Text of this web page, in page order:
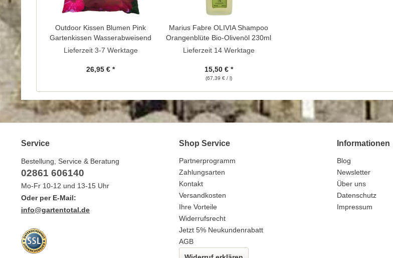
Outdoor Kissen Blumen Pink
Gartenkissen Wasserabweisend
Lieferzeit 3-7 Werktage
26,95 € *
Marius Fabre OLIVIA Shampoo
Orangenblüte Bio-Olivenöl 230ml
Lieferzeit 14 Werktage
15,50 € *
(67,39 € / l)
Service
Bestellung, Service & Beratung
02861 606140
Mo-Fr 10-12 und 13-15 Uhr
Oder per E-Mail:
info@gartentotal.de
Shop Service
Partnerprogramm
Zahlungsarten
Kontakt
Versandkosten
Ihre Vorteile
Widerrufsrecht
Jetzt 5% Neukundenrabatt
AGB
Informationen
Blog
Newsletter
Über uns
Datenschutz
Impressum